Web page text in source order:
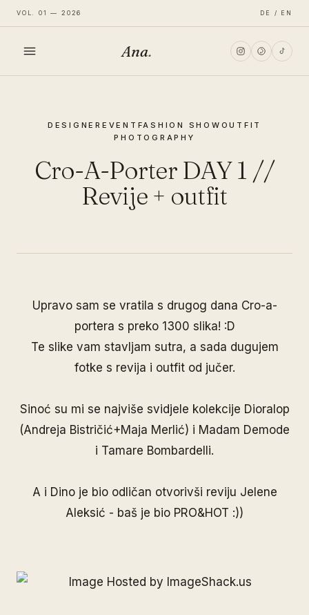
VOL. 01 — 2026 DE / EN
LIFESTYLE
Ana.
DESIGNER EVENT FASHION SHOW OUTFIT
PHOTOGRAPHY
Cro-A-Porter DAY 1 //
Revije + outfit
Upravo sam se vratila s drugog dana Cro-a-
portera s preko 1300 slika! :D
Te slike vam stavljam sutra, a sada dugujem
fotke s revija i outfit od jučer.
Sinoć su mi se najviše svidjele kolekcije Dioralop
(Andreja Bistričić+Maja Merlić) i Madam Demode
i Tamare Bombardelli.
A i Dino je bio odličan otvorivši reviju Jelene
Aleksić - baš je bio PRO&HOT :))